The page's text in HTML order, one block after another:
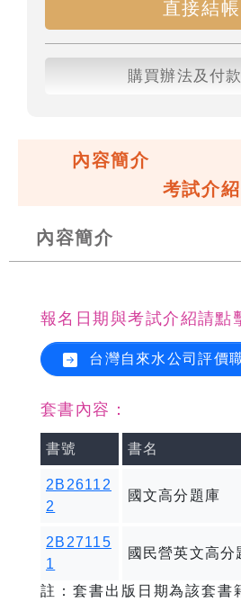
直接結帳
購買辦法及付
內容簡介
考試介紹
內容簡介
報名日期與考試介紹請點
台灣自來水公司評價
套書內容：
書號 書名
2B26112
2
國文高分題庫
2B27115
1
國民營英文高分
註：套書出版日期為該套書